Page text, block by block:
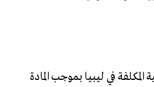
في ليبيا بموجب المادة